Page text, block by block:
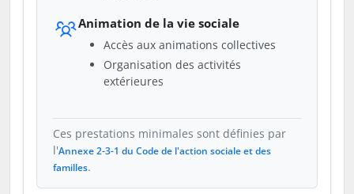
Animation de la vie sociale
Accès aux animations collectives
Organisation des activités
extérieures
Ces prestations minimales sont définies par
l'Annexe 2-3-1 du Code de l'action sociale et des
familles.